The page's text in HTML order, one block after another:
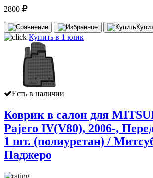
2800
Купить в 1 клик
Есть в наличии
Коврик в салон для
Pajero IV(V80), 2006-,
1 шт. (полиуретан) /
Паджеро